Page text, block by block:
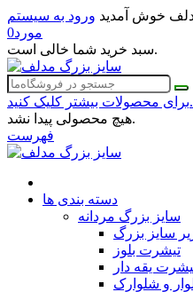
خوش آمدید ورود به سیستم
0مورد
سبد خرید شما خالی است.
برای محصولات بیشتر کلیک کنید.
هیچ محصولی پیدا نشد.
فهرست
دسته بندی ها
سایز بزرگ مردانه
سایز بزرگ
تیشرت بلوز
یقه دار
و شلوارک